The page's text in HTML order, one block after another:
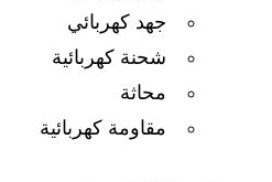
جهد كهربائي
شحنة كهربائية
محاثة
مقاومة كهربائية